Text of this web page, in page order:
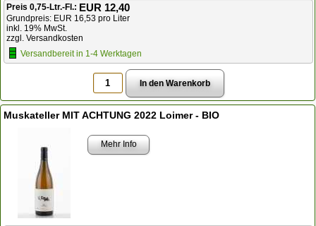
Preis 0,75-Ltr.-Fl.: EUR 12,40
Grundpreis: EUR 16,53 pro Liter
inkl. 19% MwSt.
zzgl. Versandkosten
Versandbereit in 1-4 Werktagen
Muskateller MIT ACHTUNG 2022 Loimer - BIO
Mehr Info